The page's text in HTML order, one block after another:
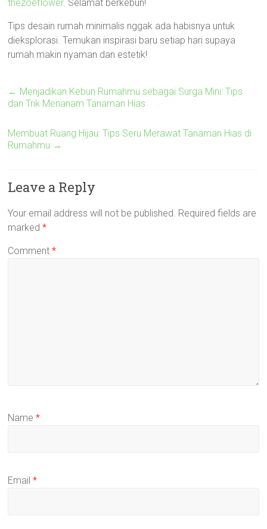
thezoeflower. Selamat berkebun!
Tips desain rumah minimalis nggak ada habisnya untuk
dieksplorasi. Temukan inspirasi baru setiap hari supaya
rumah makin nyaman dan estetik!
← Menjadikan Kebun Rumahmu sebagai Surga Mini: Tips
dan Trik Menanam Tanaman Hias
Membuat Ruang Hijau: Tips Seru Merawat Tanaman Hias di
Rumahmu →
Leave a Reply
Your email address will not be published. Required fields are
marked*
Comment*
Name*
Email*